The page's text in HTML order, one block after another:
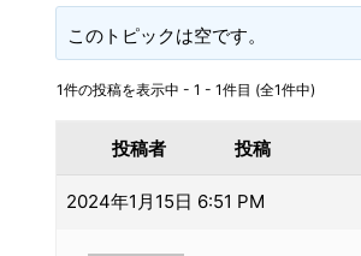
このトピックは空です。
1件の投稿を表示中 - 1 - 1件目 (全1件中)
投稿者 投稿
2024年1月15日 6:51 PM